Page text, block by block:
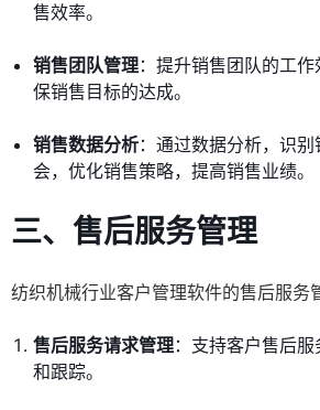
售效率。
销售团队管理：提升销售团队的工
保销售目标的达成。
销售数据分析：通过数据分析，识
会，优化销售策略，提高销售业绩。
三、售后服务管理
纺织机械行业客户管理软件的售后服务
售后服务请求管理：支持客户售后
和跟踪。